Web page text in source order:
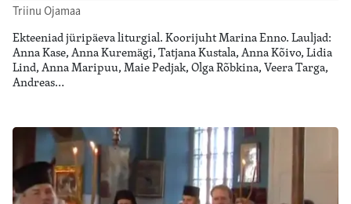
Triinu Ojamaa
Ekteeniad jüripäeva liturgial. Koorijuht Marina Enno. Lauljad:
Anna Kase, Anna Kuremägi, Tatjana Kustala, Anna Kõivo, Lidia
Lind, Anna Maripuu, Maie Pedjak, Olga Rõbkina, Veera Targa,
Andreas…